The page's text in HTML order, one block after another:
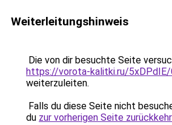
Weiterleitungshinweis
Die von dir besuchte Seite
https://vorota-kalitki.ru/5xDPdIE/
weiterzuleiten.
Falls du diese Seite nicht
du zur vorherigen Seite